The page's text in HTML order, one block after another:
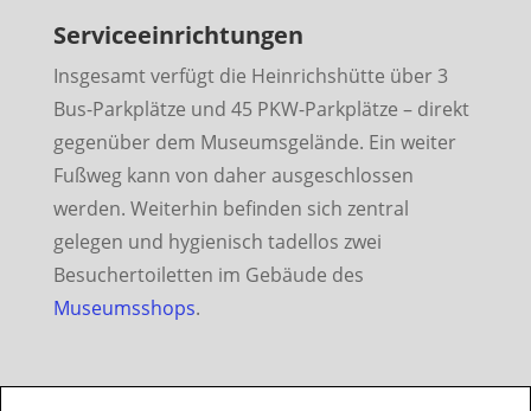
Serviceeinrichtungen
Insgesamt verfügt die Heinrichshütte über 3
Bus-Parkplätze und 45 PKW-Parkplätze – direkt
gegenüber dem Museumsgelände. Ein weiter
Fußweg kann von daher ausgeschlossen
werden. Weiterhin befinden sich zentral
gelegen und hygienisch tadellos zwei
Besuchertoiletten im Gebäude des
Museumsshops.